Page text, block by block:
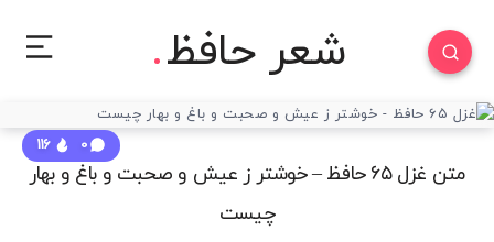
شعر حافظ
متن غزل ۶۵ حافظ – خوشتر ز عیش و صحبت و باغ و بهار
چیست
0
116